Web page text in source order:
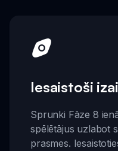
Iesaistoši
Sprunki Fāze 8
spēlētājus uzlabot
prasmes.